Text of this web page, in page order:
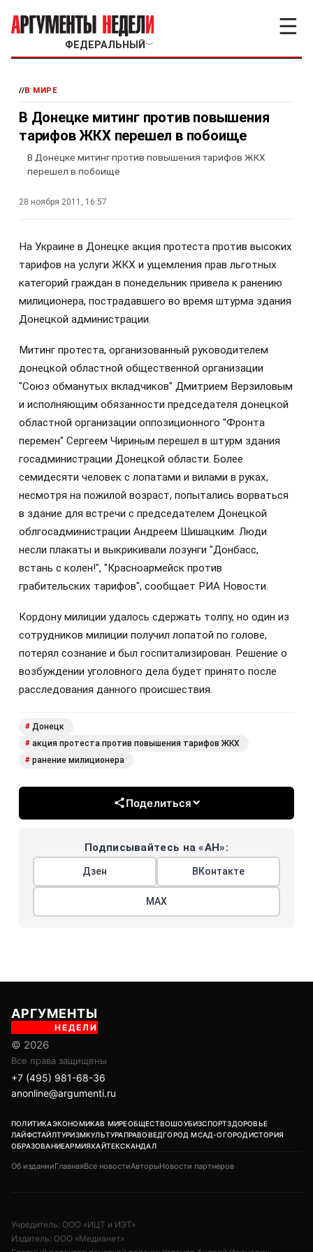
ФЕДЕРАЛЬНЫЙ ﹀
☰
//В МИРЕ
В Донецке митинг против повышения
тарифов ЖКХ перешел в побоище
В Донецке митинг против повышения тарифов ЖКХ
перешел в побоище
28 ноября 2011, 16:57
На Украине в Донецке акция протеста против высоких
тарифов на услуги ЖКХ и ущемления прав льготных
категорий граждан в понедельник привела к ранению
милиционера, пострадавшего во время штурма здания
Донецкой администрации.
Митинг протеста, организованный руководителем
донецкой областной общественной организации
"Союз обманутых вкладчиков" Дмитрием Верзиловым
и исполняющим обязанности председателя донецкой
областной организации оппозиционного "Фронта
перемен" Сергеем Чириным перешел в штурм здания
госадминистрации Донецкой области. Более
семидесяти человек с лопатами и вилами в руках,
несмотря на пожилой возраст, попытались ворваться
в здание для встречи с председателем Донецкой
облгосадминистрации Андреем Шишацким. Люди
несли плакаты и выкрикивали лозунги "Донбасс,
встань с колен!", "Красноармейск против
грабительских тарифов", сообщает РИА Новости.
Кордону милиции удалось сдержать толпу, но один из
сотрудников милиции получил лопатой по голове,
потерял сознание и был госпитализирован. Решение о
возбуждении уголовного дела будет принято после
расследования данного происшествия.
# Донецк
# акция протеста против повышения тарифов ЖКХ
# ранение милиционера
Поделиться
Подписывайтесь на «АН»:
Дзен ВКонтакте
МАХ
АРГУМЕНТЫ
НЕДЕЛИ
© 2026
Все права защищены
+7 (495) 981-68-36
anonline@argumenti.ru
ПОЛИТИКАЭКОНОМИКАВ МИРЕОБЩЕСТВОШОУБИЗСПОРТЗДОРОВЬЕ
ЛАЙФСТАЙЛТУРИЗМКУЛЬТУРАПРАВОВЕДГОРОД МСАД-ОГОРОДИСТОРИЯ
ОБРАЗОВАНИЕАРМИЯХАЙТЕКСКАНДАЛ
Об изданииГлавнаяВсе новостиАвторыНовости партнеров
Учредитель: ООО «ИЦТ и ИЭТ»
Издатель: ООО «Медианет»